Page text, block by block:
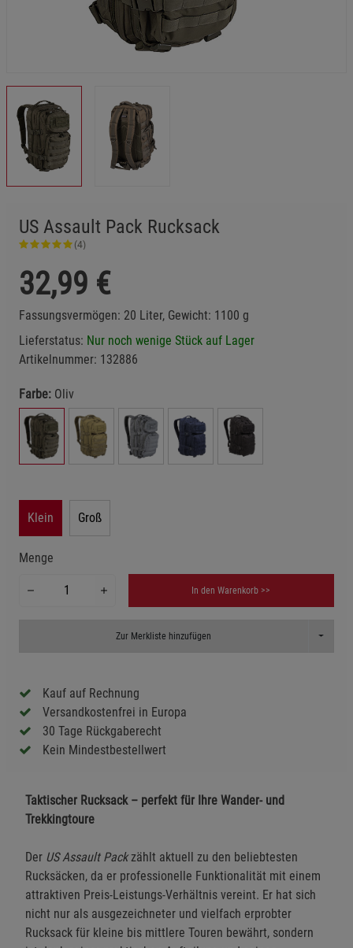
US Assault Pack Rucksack
(4)
32,99 €
Fassungsvermögen: 20 Liter, Gewicht: 1100 g
Lieferstatus: Nur noch wenige Stück auf Lager
Artikelnummer: 132886
Farbe: Oliv
Klein Groß
Menge
In den Warenkorb >>
Zur Merkliste hinzufügen Toggle
Kauf auf Rechnung
Versandkostenfrei in Europa
30 Tage Rückgaberecht
Kein Mindestbestellwert
Taktischer Rucksack – perfekt für Ihre Wander- und
Trekkingtoure
Der US Assault Packzählt aktuell zu den beliebtesten
Rucksäcken, da er professionelle Funktionalität mit einem
attraktiven Preis-Leistungs-Verhältnis vereint. Er hat sich
nicht nur als ausgezeichneter und vielfach erprobter
Rucksack für kleine bis mittlere Touren bewährt, sondern